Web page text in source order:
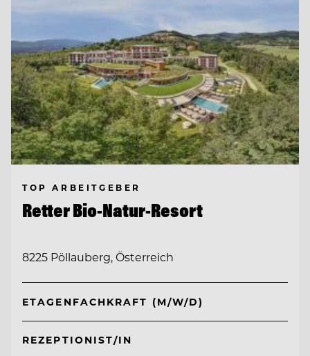
TOP ARBEITGEBER
Retter Bio-Natur-Resort
8225 Pöllauberg, Österreich
ETAGENFACHKRAFT (M/W/D)
REZEPTIONIST/IN